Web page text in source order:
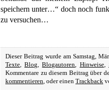
speichern unter…“ doch noch
zu versuchen…
Dieser Beitrag wurde am Samstag,
Texte,Blog,Blogautoren, Hinweise,
Kommentare zu diesem Beitrag über
kommentieren, oder einen Trackback